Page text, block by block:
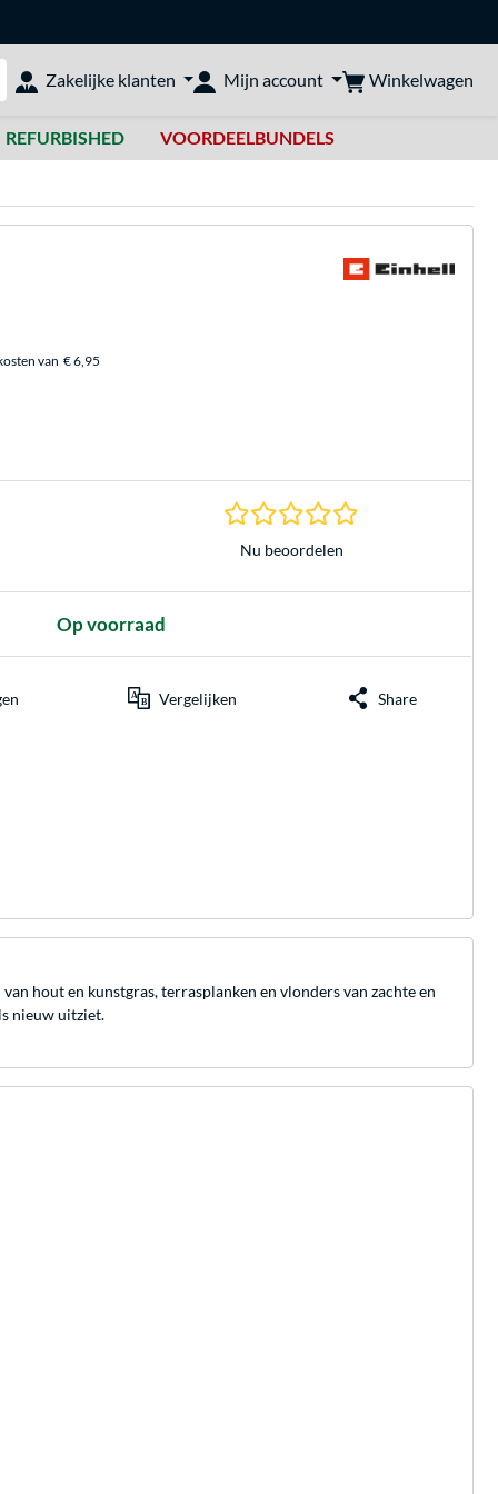
doorzoeken
Zakelijke klanten Mijn account Winkelwagen
REFURBISHED VOORDEELBUNDELS
van € 6,95
0.0 sterren
Nu beoordelen
Op voorraad
Vergelijken Share
hout en kunstgras, terrasplanken en vlonders van zachte en
nieuw uitziet.